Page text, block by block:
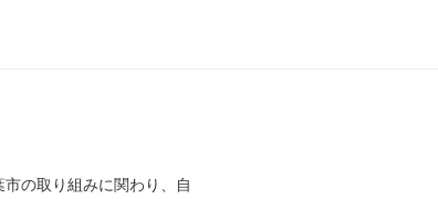
の取り組みに関わり、自